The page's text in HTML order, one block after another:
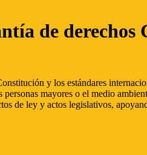
de
y los estándares
mayores o el medio
de ley y actos legislativos,